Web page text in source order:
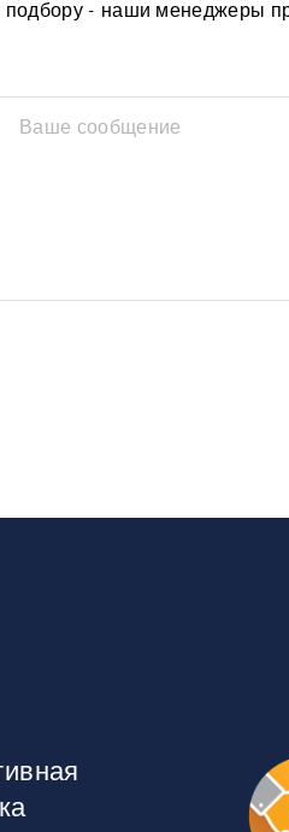
- наши менеджеры
Ваше сообщение